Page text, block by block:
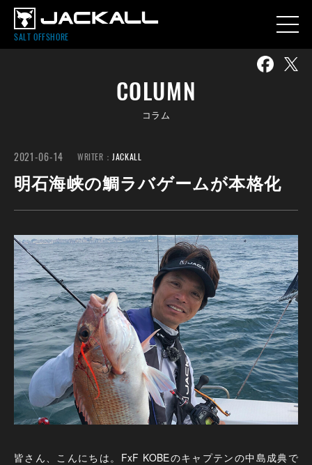
SALT OFFSHORE
COLUMN
コラム
2021-06-14 WRITER：JACKALL
明石海峡の鯛ラバゲームが本格化
皆さん、こんにちは。FxF KOBEのキャプテンの中島成典で